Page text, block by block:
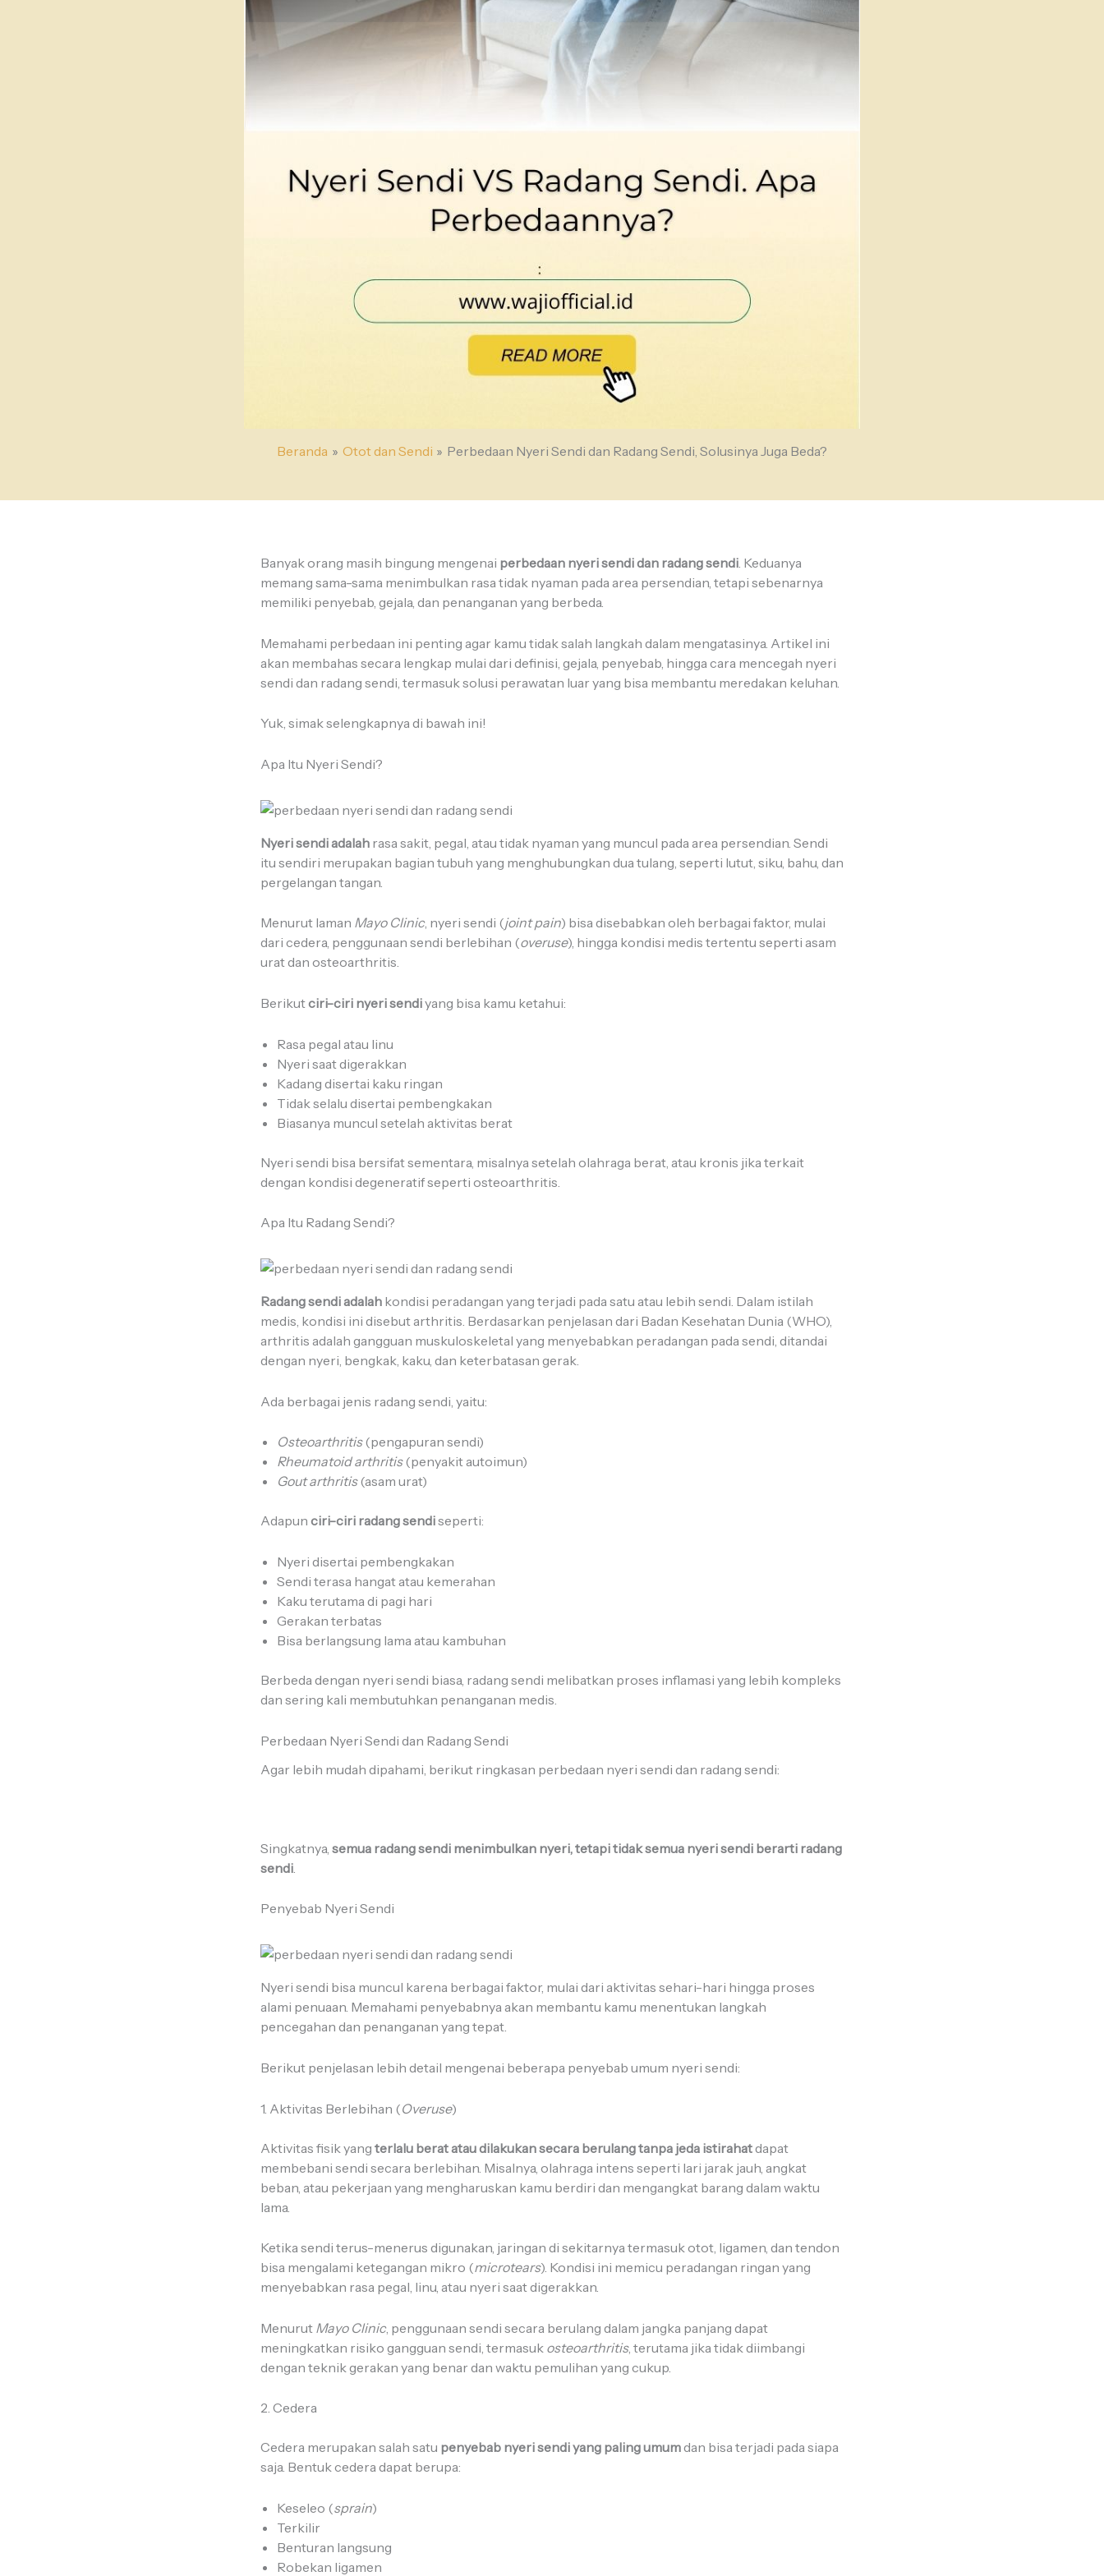
Beranda Otot dan Sendi Perbedaan Nyeri Sendi dan Radang Sendi, Solusinya Juga Beda?
Banyak orang masih bingung mengenai perbedaan nyeri sendi dan radang sendi. Keduanya
memang sama-sama menimbulkan rasa tidak nyaman pada area persendian, tetapi sebenarnya
memiliki penyebab, gejala, dan penanganan yang berbeda.
Memahami perbedaan ini penting agar kamu tidak salah langkah dalam mengatasinya. Artikel ini
akan membahas secara lengkap mulai dari definisi, gejala, penyebab, hingga cara mencegah nyeri
sendi dan radang sendi, termasuk solusi perawatan luar yang bisa membantu meredakan keluhan.
Yuk, simak selengkapnya di bawah ini!
Apa Itu Nyeri Sendi?
Nyeri sendi adalah rasa sakit, pegal, atau tidak nyaman yang muncul pada area persendian. Sendi
itu sendiri merupakan bagian tubuh yang menghubungkan dua tulang, seperti lutut, siku, bahu, dan
pergelangan tangan.
Menurut laman Mayo Clinic, nyeri sendi (joint pain) bisa disebabkan oleh berbagai faktor, mulai
dari cedera, penggunaan sendi berlebihan (overuse), hingga kondisi medis tertentu seperti asam
urat dan osteoarthritis.
Berikutciri-ciri nyeri sendiyang bisa kamu ketahui:
Rasa pegal atau linu
Nyeri saat digerakkan
Kadang disertai kaku ringan
Tidak selalu disertai pembengkakan
Biasanya muncul setelah aktivitas berat
Nyeri sendi bisa bersifat sementara, misalnya setelah olahraga berat, atau kronis jika terkait
dengan kondisi degeneratif seperti osteoarthritis.
Apa Itu Radang Sendi?
Radang sendi adalah kondisi peradangan yang terjadi pada satu atau lebih sendi. Dalam istilah
medis, kondisi ini disebut arthritis. Berdasarkan penjelasan dari Badan Kesehatan Dunia (WHO),
arthritis adalah gangguan muskuloskeletal yang menyebabkan peradangan pada sendi, ditandai
dengan nyeri, bengkak, kaku, dan keterbatasan gerak.
Ada berbagai jenis radang sendi, yaitu:
Osteoarthritis(pengapuran sendi)
Rheumatoid arthritis(penyakit autoimun)
Gout arthritis(asam urat)
Adapun ciri-ciri radang sendiseperti:
Nyeri disertai pembengkakan
Sendi terasa hangat atau kemerahan
Kaku terutama di pagi hari
Gerakan terbatas
Bisa berlangsung lama atau kambuhan
Berbeda dengan nyeri sendi biasa, radang sendi melibatkan proses inflamasi yang lebih kompleks
dan sering kali membutuhkan penanganan medis.
Perbedaan Nyeri Sendi dan Radang Sendi
Agar lebih mudah dipahami, berikut ringkasan perbedaan nyeri sendi dan radang sendi:
Singkatnya, semua radang sendi menimbulkan nyeri, tetapi tidak semua nyeri sendi berarti radang
sendi
Penyebab Nyeri Sendi
Nyeri sendi bisa muncul karena berbagai faktor, mulai dari aktivitas sehari-hari hingga proses
alami penuaan. Memahami penyebabnya akan membantu kamu menentukan langkah
pencegahan dan penanganan yang tepat.
Berikut penjelasan lebih detail mengenai beberapa penyebab umum nyeri sendi:
1. Aktivitas Berlebihan (Overuse)
Aktivitas fisik yang terlalu berat atau dilakukan secara berulang tanpa jeda istirahatdapat
membebani sendi secara berlebihan. Misalnya, olahraga intens seperti lari jarak jauh, angkat
beban, atau pekerjaan yang mengharuskan kamu berdiri dan mengangkat barang dalam waktu
lama.
Ketika sendi terus-menerus digunakan, jaringan di sekitarnya termasuk otot, ligamen, dan tendon
bisa mengalami ketegangan mikro (microtears). Kondisi ini memicu peradangan ringan yang
menyebabkan rasa pegal, linu, atau nyeri saat digerakkan.
Menurut Mayo Clinic, penggunaan sendi secara berulang dalam jangka panjang dapat
meningkatkan risiko gangguan sendi, termasuk osteoarthritis, terutama jika tidak diimbangi
dengan teknik gerakan yang benar dan waktu pemulihan yang cukup.
2. Cedera
Cedera merupakan salah satu penyebab nyeri sendi yang paling umumdan bisa terjadi pada siapa
saja. Bentuk cedera dapat berupa:
Keseleo (sprain)
Terkilir
Benturan langsung
Robekan ligamen